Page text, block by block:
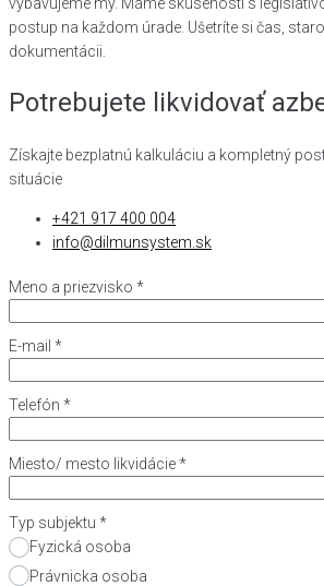
vybavujeme my. Máme skúsenosti s
postup na každom úrade. Ušetríte si čas,
dokumentácii.
Potrebujete likvidovať
Získajte bezplatnú kalkuláciu a kompletný
situácie
+421 917 400 004
info@dilmunsystem.sk
Meno a priezvisko *
E-mail *
Telefón *
Miesto/ mesto likvidácie*
Typ subjektu *
Fyzická osoba
Právnicka osoba